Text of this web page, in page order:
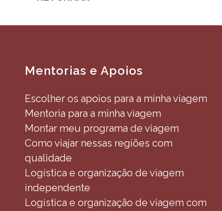
Mentorias e Apoios
Escolher os apoios para a minha viagem
Mentoria para a minha viagem
Montar meu programa de viagem
Como viajar nessas regiões com
qualidade
Logística e organização de viagem
independente
Logística e organização de viagem com